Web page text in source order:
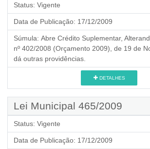
Status: Vigente
Data de Publicação: 17/12/2009
Súmula: Abre Crédito Suplementar,
nº 402/2008 (Orçamento 2009), de 19 de
dá outras providências.
DETALHES
Lei Municipal 465/2009
Status: Vigente
Data de Publicação: 17/12/2009